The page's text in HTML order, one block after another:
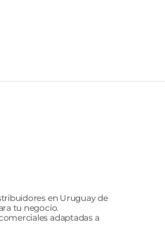
en Uruguay de
tu negocio.
adaptadas a